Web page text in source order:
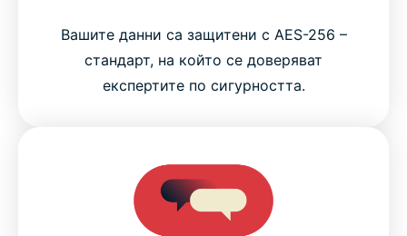
Вашите данни са защитени с AES-256 –
стандарт, на който се доверяват
експертите по сигурността.